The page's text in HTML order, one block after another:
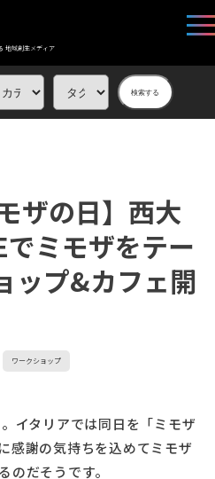
地域創生メディア
検索する
ザの日】西大
でミモザをテー
ップ&カフェ開
ワークショップ
イタリアでは同日を「ミモザ
感謝の気持ちを込めてミモザ
のだそうです。